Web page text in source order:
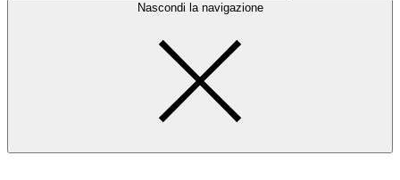
Nascondi la navigazione